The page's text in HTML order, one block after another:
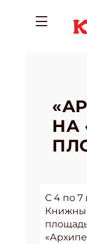
НА
С 4 по